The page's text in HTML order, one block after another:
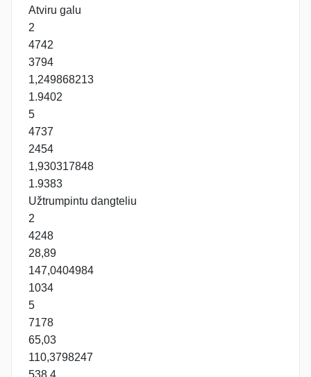
Atviru galu
2
4742
3794
1,249868213
1.9402
5
4737
2454
1,930317848
1.9383
Užtrumpintu dangteliu
2
4248
28,89
147,0404984
1034
5
7178
65,03
110,3798247
538.4